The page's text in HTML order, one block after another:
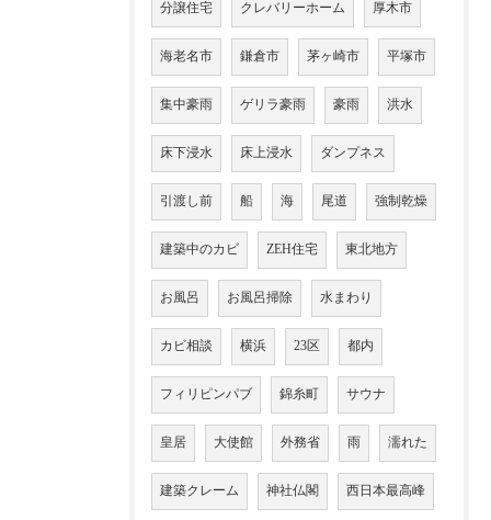
分譲住宅 クレバリーホーム 厚木市
海老名市 鎌倉市 茅ヶ崎市 平塚市
集中豪雨 ゲリラ豪雨 豪雨 洪水
床下浸水 床上浸水 ダンプネス
引渡し前 船 海 尾道 強制乾燥
建築中のカビ ZEH住宅 東北地方
お風呂 お風呂掃除 水まわり
カビ相談 横浜 23区 都内
フィリピンパブ 錦糸町 サウナ
皇居 大使館 外務省 雨 濡れた
建築クレーム 神社仏閣 西日本最高峰